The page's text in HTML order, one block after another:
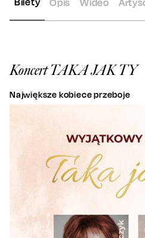
Koncert TAKA JAK TY
Największe kobiece przeboje